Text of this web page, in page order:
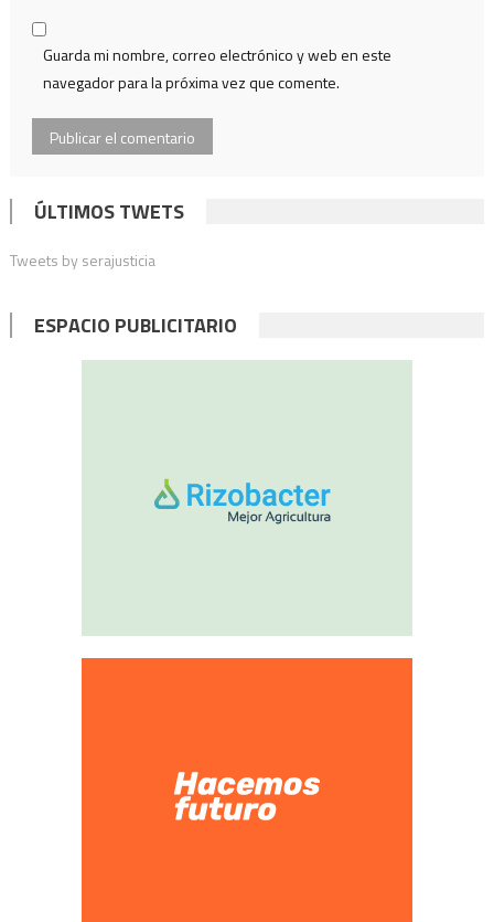
Guarda mi nombre, correo electrónico y web en este
navegador para la próxima vez que comente.
ÚLTIMOS TWETS
Tweets by serajusticia
ESPACIO PUBLICITARIO